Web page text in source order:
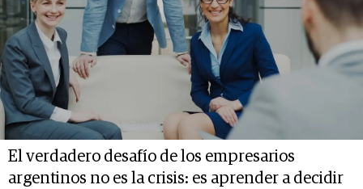
El verdadero desafío de los empresarios
argentinos no es la crisis: es aprender a decidir